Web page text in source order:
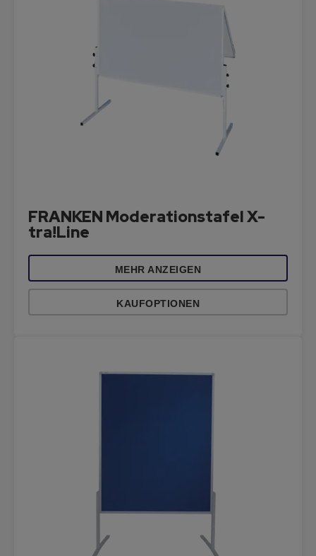
FRANKEN Moderationstafel X-
tra!Line
MEHR ANZEIGEN
KAUFOPTIONEN